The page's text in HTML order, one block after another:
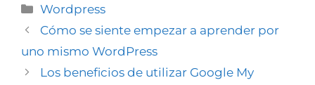
Wordpress
Cómo se siente empezar a aprender por
uno mismo WordPress
Los beneficios de utilizar Google My